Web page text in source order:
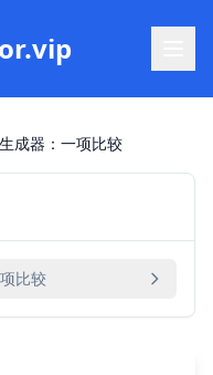
成器：一项比较
比较